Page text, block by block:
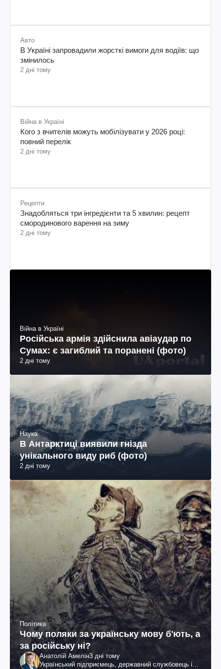
Авто
В Україні запровадили жорсткі вимоги для водіїв: що
змінилось
2 дні тому
Війна в Україні
Кого з вчителів можуть мобілізувати у 2026 році:
повний перелік
2 дні тому
Рецепти
Знадобляться три інгредієнти та 5 хвилин: рецепт
смородинового варення на зиму
2 дні тому
Війна в Україні
Російська армія здійснила авіаудар по
Сумах: є загиблий та поранені (фото)
2 дні тому
Наука
В Антарктиці виявили гнізда
унікального виду риб (фото)
2 дні тому
Політика
Чому поляки за українську мову б'ють, а
за російську ні?
Анатолій Амелін3 дні тому
Український підприємець, державний службовець і